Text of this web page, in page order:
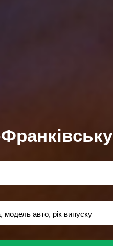
модель авто, рік випуску